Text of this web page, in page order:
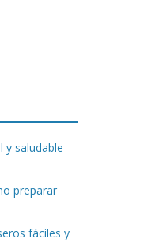
y saludable
preparar
fáciles y